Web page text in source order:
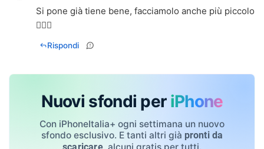
Si pone già tiene bene, facciamolo anche più piccolo
🤦🏻‍♂️
Rispondi
Nuovi sfondi per iPhone
Con iPhoneItalia+ ogni settimana un nuovo
sfondo esclusivo. E tanti altri già pronti da